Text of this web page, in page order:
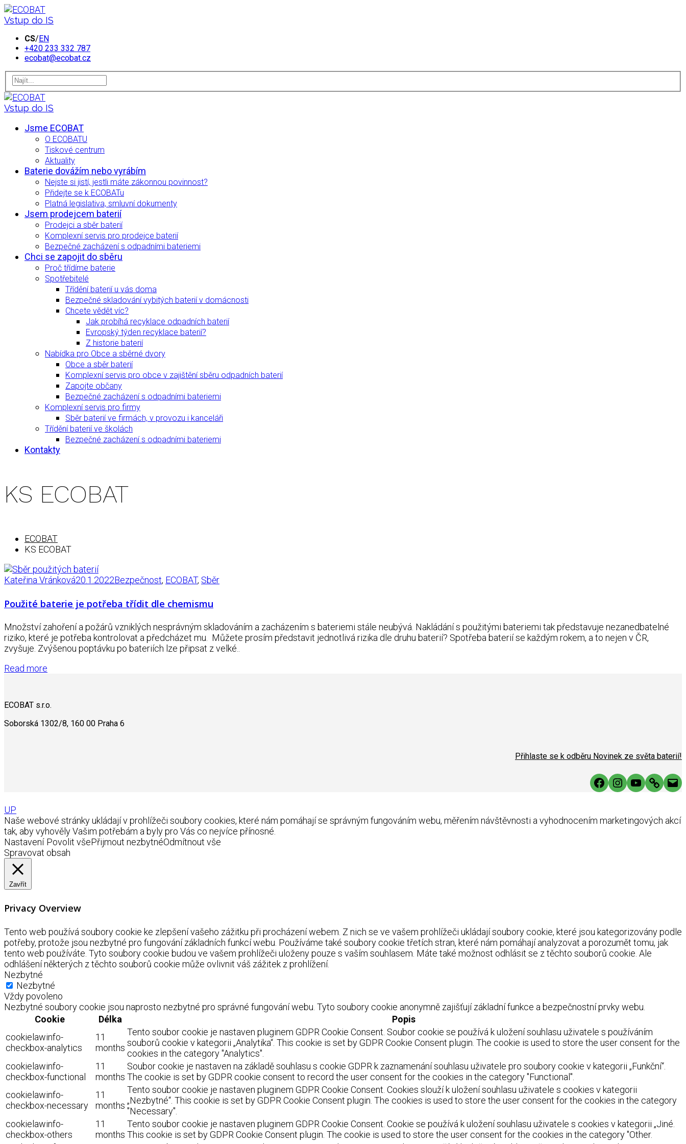
Vstup do IS
CS/EN
+420 233 332 787
ecobat@ecobat.cz
Vstup do IS
Jsme ECOBAT
O ECOBATU
Tiskové centrum
Aktuality
Baterie dovážím nebo vyrábím
Nejste si jistí, jestli máte zákonnou povinnost?
Přidejte se k ECOBATu
Platná legislativa, smluvní dokumenty
Jsem prodejcem baterií
Prodejci a sběr baterií
Komplexní servis pro prodejce baterií
Bezpečné zacházení s odpadními bateriemi
Chci se zapojit do sběru
Proč třídíme baterie
Spotřebitelé
Třídění baterií u vás doma
Bezpečné skladování vybitých baterií v domácnosti
Chcete vědět víc?
Jak probíhá recyklace odpadních baterií
Evropský týden recyklace baterií?
Z historie baterií
Nabídka pro Obce a sběrné dvory
Obce a sběr baterií
Komplexní servis pro obce v zajištění sběru odpadních baterií
Zapojte občany
Bezpečné zacházení s odpadními bateriemi
Komplexní servis pro firmy
Sběr baterií ve firmách, v provozu i kanceláři
Třídění baterií ve školách
Bezpečné zacházení s odpadními bateriemi
Kontakty
KS ECOBAT
ECOBAT
KS ECOBAT
Kateřina Vránková20.1.2022Bezpečnost, ECOBAT, Sběr
Použité baterie je potřeba třídit dle chemismu
Množství zahoření a požárů vzniklých nesprávným skladováním a zacházením s bateriemi stále neubývá. Nakládání s použitými bateriemi tak představuje nezanedbatelné
riziko, které je potřeba kontrolovat a předcházet mu. Můžete prosím představit jednotlivá rizika dle druhu baterií? Spotřeba baterií se každým rokem, a to nejen v ČR,
zvyšuje. Zvýšenou poptávku po bateriích lze připsat z velké..
Read more
ECOBAT s.r.o.
Soborská 1302/8, 160 00 Praha 6
Přihlaste se k odběru Novinek ze světa baterií!
Facebook
Instagram
YouTube
Link
UP
Naše webové stránky ukládají v prohlížeči soubory cookies, které nám pomáhají se správným fungováním webu, měřením návštěvnosti a vyhodnocením marketingových akcí
tak, aby vyhověly Vašim potřebám a byly pro Vás co nejvíce přínosné.
Nastavení Povolit všePřijmout nezbytnéOdmítnout vše
Spravovat obsah
Zavřít
Privacy Overview
Tento web používá soubory cookie ke zlepšení vašeho zážitku při procházení webem. Z nich se ve vašem prohlížeči ukládají soubory cookie, které jsou kategorizovány podle
potřeby, protože jsou nezbytné pro fungování základních funkcí webu. Používáme také soubory cookie třetích stran, které nám pomáhají analyzovat a porozumět tomu, jak
tento web používáte. Tyto soubory cookie budou ve vašem prohlížeči uloženy pouze s vaším souhlasem. Máte také možnost odhlásit se z těchto souborů cookie. Ale
odhlášení některých z těchto souborů cookie může ovlivnit váš zážitek z prohlížení.
Nezbytné
Nezbytné
Vždy povoleno
Nezbytné soubory cookie jsou naprosto nezbytné pro správné fungování webu. Tyto soubory cookie anonymně zajišťují základní funkce a bezpečnostní prvky webu.
Cookie
Délka
Popis
cookielawinfo-
checkbox-analytics
11
months
Tento soubor cookie je nastaven pluginem GDPR Cookie Consent. Soubor cookie se používá k uložení souhlasu uživatele s používáním
souborů cookie v kategorii „Analytika“. This cookie is set by GDPR Cookie Consent plugin. The cookie is used to store the user consent for the
cookies in the category "Analytics".
cookielawinfo-
checkbox-functional
11
months
Soubor cookie je nastaven na základě souhlasu s cookie GDPR k zaznamenání souhlasu uživatele pro soubory cookie v kategorii „Funkční“.
The cookie is set by GDPR cookie consent to record the user consent for the cookies in the category "Functional".
cookielawinfo-
checkbox-necessary
11
months
Tento soubor cookie je nastaven pluginem GDPR Cookie Consent. Cookies slouží k uložení souhlasu uživatele s cookies v kategorii
„Nezbytné“. This cookie is set by GDPR Cookie Consent plugin. The cookies is used to store the user consent for the cookies in the category
"Necessary".
cookielawinfo-
checkbox-others
11
months
Tento soubor cookie je nastaven pluginem GDPR Cookie Consent. Cookie se používá k uložení souhlasu uživatele s cookies v kategorii „Jiné.
This cookie is set by GDPR Cookie Consent plugin. The cookie is used to store the user consent for the cookies in the category "Other.